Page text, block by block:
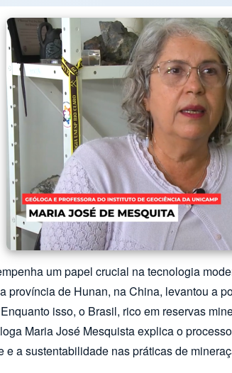
um papel crucial na tecnologia
província de Hunan, na China, levantou a
isso, o Brasil, rico em reservas
Maria José Mesquista explica o
a sustentabilidade nas práticas de